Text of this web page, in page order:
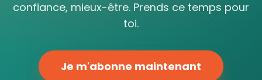
confiance, mieux-être. Prends ce temps pour
toi.
Je m'abonne maintenant